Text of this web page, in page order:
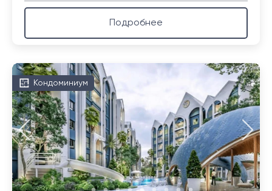
Подробнее
Кондоминиум